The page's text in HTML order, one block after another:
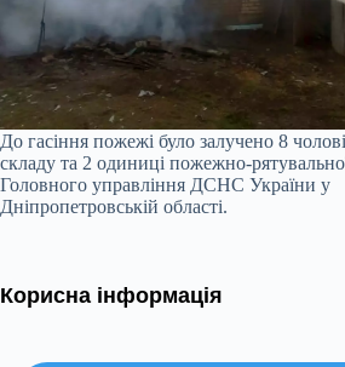
До гасіння пожежі було залучено 8
складу та 2 одиниці пожежно-
Головного управління ДСНС України у
Дніпропетровській області.
Корисна інформація